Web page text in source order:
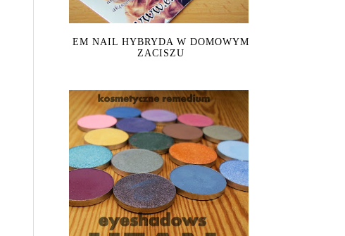
EM NAIL HYBRYDA W DOMOWYM
ZACISZU